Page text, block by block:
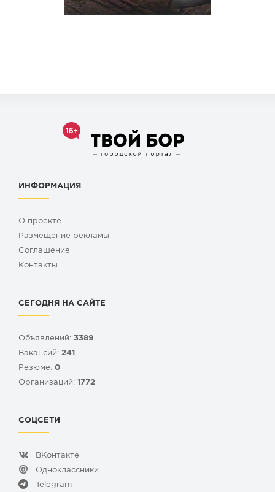
ИНФОРМАЦИЯ
О проекте
Размещение рекламы
Cоглашение
Контакты
СЕГОДНЯ НА САЙТЕ
Объявлений: 3389
Вакансий: 241
Резюме: 0
Организаций: 1772
СОЦСЕТИ
ВКонтакте
Одноклассники
Telegram